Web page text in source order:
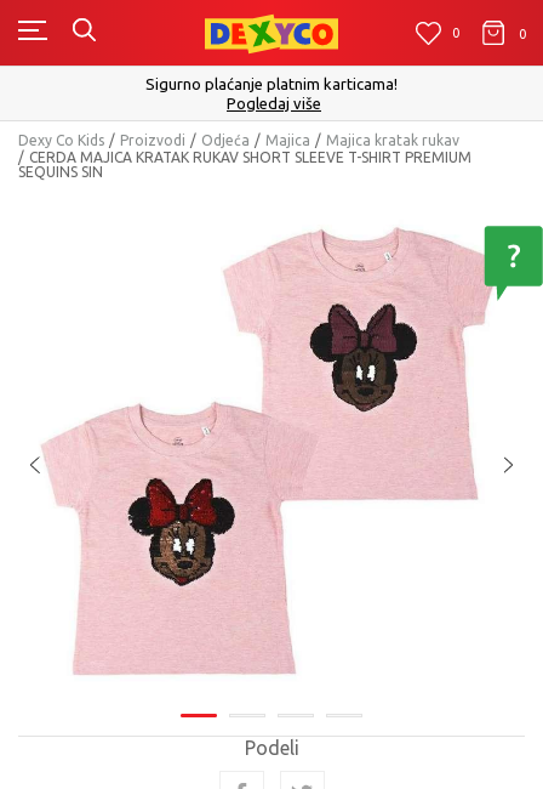
0 0
Sigurno plaćanje platnim karticama!
Pogledaj više
Dexy Co Kids Proizvodi Odjeća Majica
Majica kratak rukav
CERDA MAJICA KRATAK RUKAV SHORT SLEEVE T-SHIRT PREMIUM
SEQUINS SIN
Podeli